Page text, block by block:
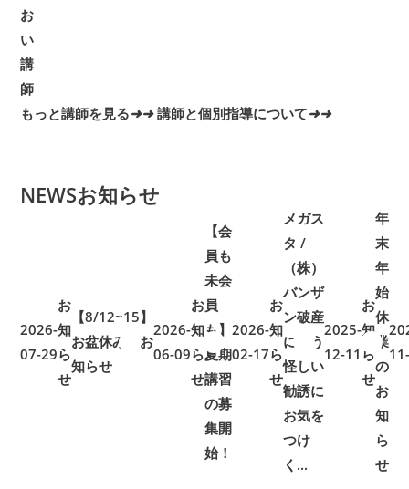
お
い
講
師
もっと講師を見る➜➜ 講師と個別指導について➜➜
NEWSお知らせ
2026-
07-29
お
知
ら
せ
【8/12~15】
お盆休みのお
知らせ
➜➜
2026-
06-09
お
知
ら
せ
【会
員も
未会
員
も】
夏期
講習
の募
集開
始！
➜➜
2026-
02-17
お
知
ら
せ
メガス
タ /
（株）
バンザ
ン破産
に伴う
怪しい
勧誘に
お気を
つけ
く...
➜➜
2025-
12-11
お
知
ら
せ
年
末
年
始
休
業
の
お
知
ら
せ
➜➜